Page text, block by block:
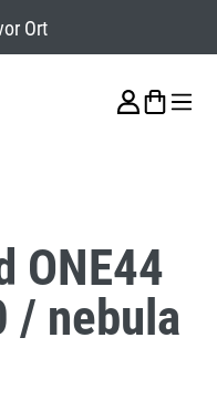
Ort
ONE44
/ nebula